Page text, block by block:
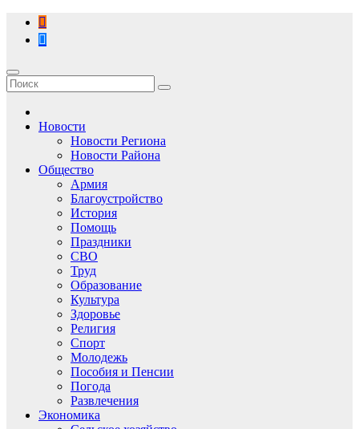
Перейти
содержимому
Новости
Новости Региона
Новости Района
Общество
Армия
Благоустройство
История
Помощь
Праздники
СВО
Труд
Образование
Культура
Здоровье
Религия
Спорт
Молодежь
Пособия и Пенсии
Погода
Развлечения
Экономика